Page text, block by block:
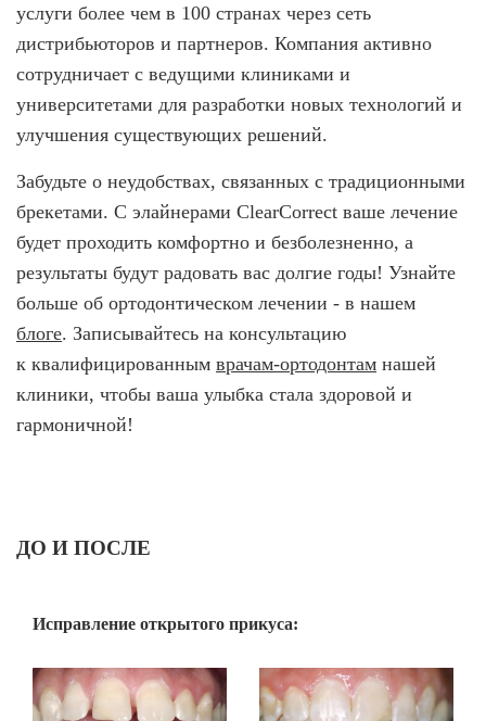
услуги более чем в 100 странах через сеть
дистрибьюторов и партнеров. Компания активно
сотрудничает с ведущими клиниками и
университетами для разработки новых технологий и
улучшения существующих решений.
Забудьте о неудобствах, связанных с традиционными
брекетами. С элайнерами ClearCorrect ваше лечение
будет проходить комфортно и безболезненно, а
результаты будут радовать вас долгие годы! Узнайте
больше об ортодонтическом лечении - в нашем
блоге. Записывайтесь на консультацию
к квалифицированным врачам-ортодонтам нашей
клиники, чтобы ваша улыбка стала здоровой и
гармоничной!
ДО И ПОСЛЕ
Исправление открытого прикуса: